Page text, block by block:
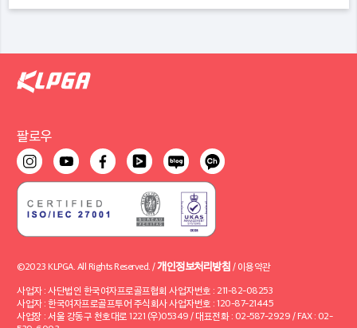
팔로우
©2023 KLPGA. All Rights Reserved. /개인정보처리방침 / 이용약관
사업자 : 사단법인 한국여자프로골프협회 사업자번호 : 211-82-08253
사업자 : 한국여자프로골프투어 주식회사 사업자번호 : 120-87-21445
사업장 : 서울 강동구 천호대로 1221 (우)05349 / 대표전화 : 02-587-2929 / FAX : 02-